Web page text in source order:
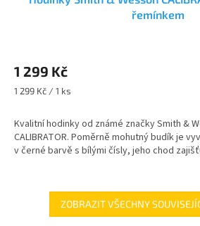
řemínkem
produktu
je
5,0
5
hvězdiček.
1 299 Kč
Měrná
1 299 Kč / 1 ks
Kvalitní hodinky od známé značky Smith &
CALIBRATOR. Poměrně mohutný budík je
v černé barvě s bílými čísly, jeho chod
ZOBRAZIT VŠECHNY